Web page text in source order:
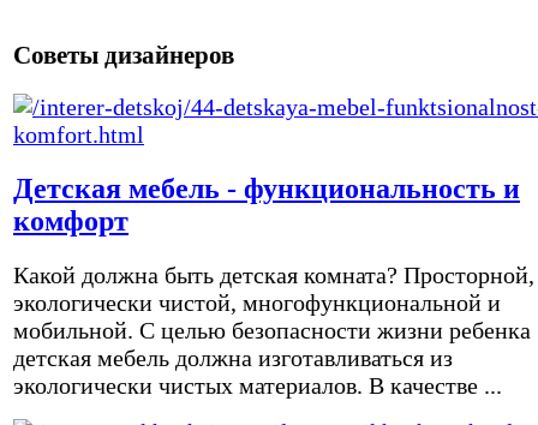
Советы дизайнеров
Детская мебель - функциональность и
комфорт
Какой должна быть детская комната? Просторной,
экологически чистой, многофункциональной и
мобильной. С целью безопасности жизни ребенка
детская мебель должна изготавливаться из
экологически чистых материалов. В качестве ...